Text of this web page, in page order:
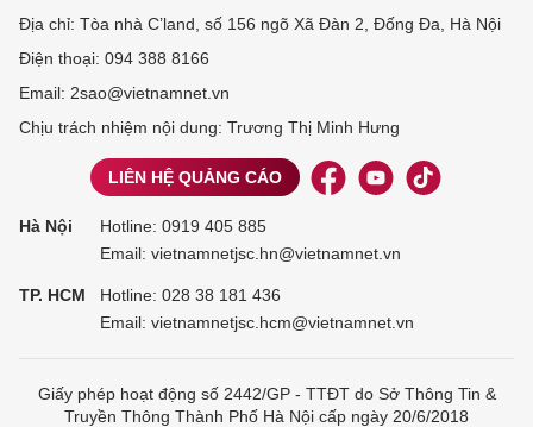
Địa chỉ: Tòa nhà C’land, số 156 ngõ Xã Đàn 2, Đống Đa, Hà Nội
Điện thoại: 094 388 8166
Email: 2sao@vietnamnet.vn
Chịu trách nhiệm nội dung: Trương Thị Minh Hưng
LIÊN HỆ QUẢNG CÁO
Hà Nội Hotline: 0919 405 885
Email: vietnamnetjsc.hn@vietnamnet.vn
TP. HCM Hotline: 028 38 181 436
Email: vietnamnetjsc.hcm@vietnamnet.vn
Giấy phép hoạt động số 2442/GP - TTĐT do Sở Thông Tin &
Truyền Thông Thành Phố Hà Nội cấp ngày 20/6/2018